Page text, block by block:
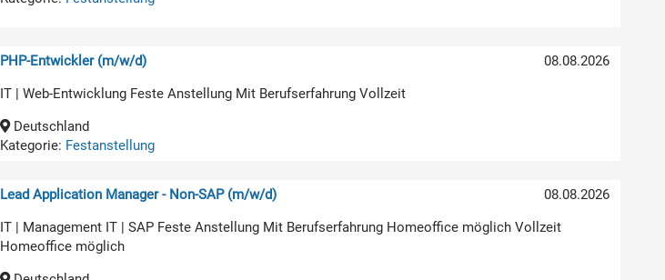
08.08.2026
PHP-Entwickler (m/w/d)
IT | Web-Entwicklung Feste Anstellung Mit Berufserfahrung Vollzeit
Deutschland
Kategorie: Festanstellung
08.08.2026
Lead Application Manager - Non-SAP (m/w/d)
IT | Management IT | SAP Feste Anstellung Mit Berufserfahrung Homeoffice möglich Vollzeit
Homeoffice möglich